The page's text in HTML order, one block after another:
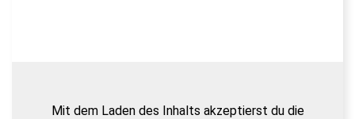
Mit dem Laden des Inhalts akzeptierst du die